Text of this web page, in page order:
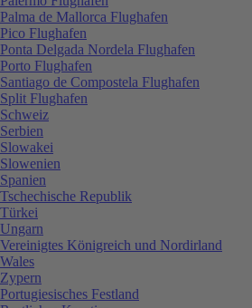
Palma de Mallorca Flughafen
Pico Flughafen
Ponta Delgada Nordela Flughafen
Porto Flughafen
Santiago de Compostela Flughafen
Split Flughafen
Schweiz
Serbien
Slowakei
Slowenien
Spanien
Tschechische Republik
Türkei
Ungarn
Vereinigtes Königreich und Nordirland
Wales
Zypern
Portugiesisches Festland